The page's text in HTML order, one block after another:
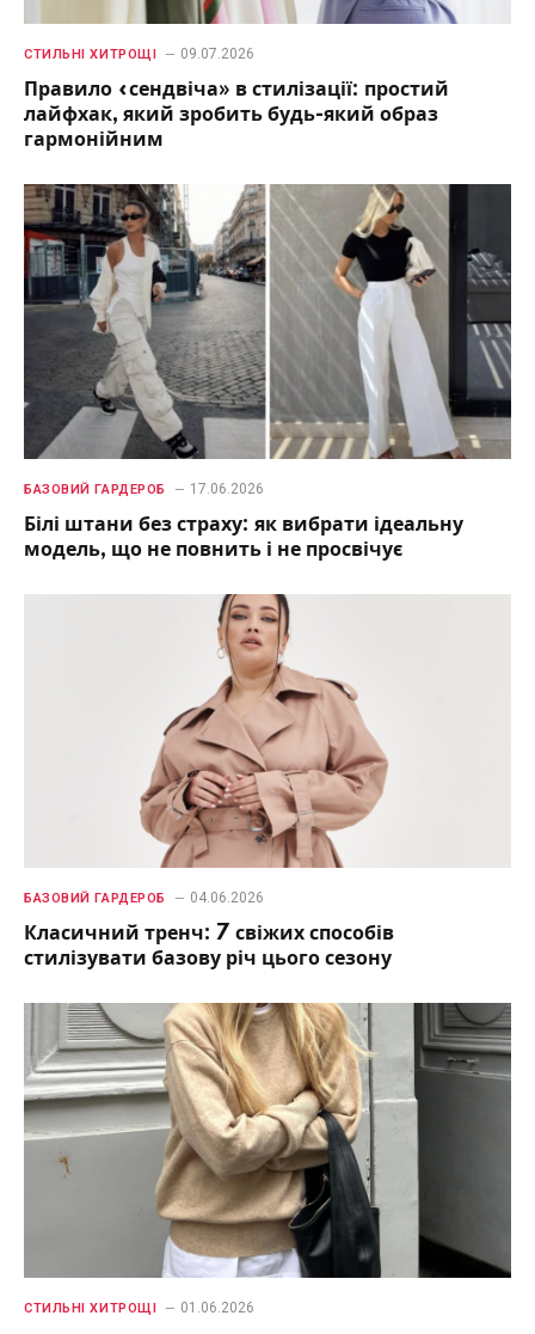
СТИЛЬНІ ХИТРОЩІ 09.07.2026
Правило «сендвіча» в стилізації: простий
лайфхак, який зробить будь-який образ
гармонійним
БАЗОВИЙ ГАРДЕРОБ 17.06.2026
Білі штани без страху: як вибрати ідеальну
модель, що не повнить і не просвічує
БАЗОВИЙ ГАРДЕРОБ 04.06.2026
Класичний тренч: 7 свіжих способів
стилізувати базову річ цього сезону
СТИЛЬНІ ХИТРОЩІ 01.06.2026